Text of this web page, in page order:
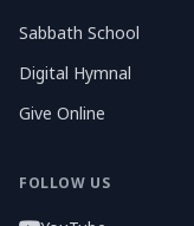
Sabbath School
Digital Hymnal
Give Online
FOLLOW US